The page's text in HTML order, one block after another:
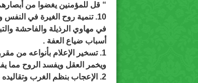
“ قل للمؤمنين يغضوا من
10. تنمية روح الغيرة في النفس والتي هي سياج منيع لحماية المجتمع من التردي
في مهاوي الرذيلة والفاحشة
أسباب ضياع العفة .
1. تسخير الإعلام بأنواعه من مقروء ومسموع ومشاهد لبث ما يثير مكامن الشهوة
ويخمر العقل ويفسد الروح مما
2. الإعجاب بنظم الغرب وتقاليده ، والانبهار بحضارته ومدنيته ، مما يدفع بكثير